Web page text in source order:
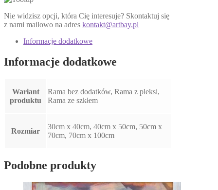
Nie widzisz opcji, która Cię interesuje? Skontaktuj się
z nami mailowo na adres kontakt@artbay.pl
Informacje dodatkowe
Informacje dodatkowe
Wariant
produktu
Rama bez dodatków, Rama z pleksi,
Rama ze szkłem
Rozmiar
30cm x 40cm, 40cm x 50cm, 50cm x
70cm, 70cm x 100cm
Podobne produkty